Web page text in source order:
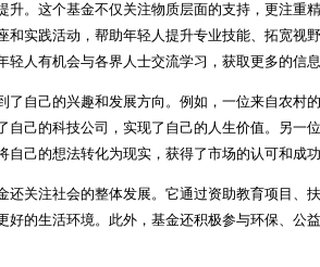
升。这个基金不仅关注物质层面的支持，更注重
和实践活动，帮助年轻人提升专业技能、拓宽视
人有机会与各界人士交流学习，获取更多的信息
了自己的兴趣和发展方向。例如，一位来自农村
自己的科技公司，实现了自己的人生价值。另一
己的想法转化为现实，获得了市场的认可和成功
还关注社会的整体发展。它通过资助教育项目、
好的生活环境。此外，基金还积极参与环保、公